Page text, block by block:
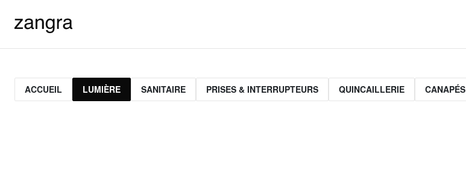
ACCUEIL LUMIÈRE SANITAIRE PRISES & INTERRUPTEURS QUINCAILLERIE CANAPÉS